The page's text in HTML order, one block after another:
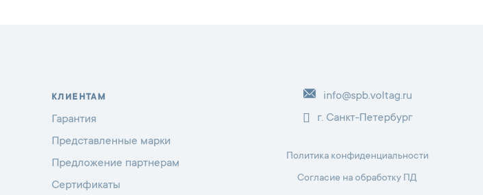
КЛИЕНТАМ
Гарантия
Представленные марки
Предложение партнерам
Сертификаты
info@spb.voltag.ru
г. Санкт-Петербург
Политика конфиденциальности
Согласие на обработку ПД